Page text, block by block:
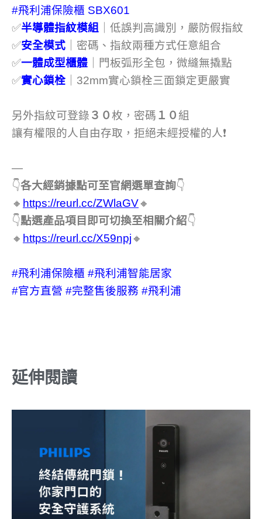
#飛利浦保險櫃 SBX601
✅半導體指紋模組
｜低誤判高識別，嚴防假指紋
✅安全模式 ｜密碼、指紋兩種方式任意組合
✅一體成型櫃體 ｜門板弧形全包，微縫無撬點
✅實心鎖栓 ｜32mm實心鎖栓三面鎖定更嚴實
另外指紋可登錄 ３０枚，密碼 １０ 組
讓有權限的人自由存取，拒絕未經授權的人❗
—
👇各大經銷據點可至官網選單查詢👇
🔸 https://reurl.cc/ZWlaGV🔸
👇點選產品項目即可切換至相關介紹👇
🔸 https://reurl.cc/X59npj🔸
#飛利浦保險櫃 #飛利浦智能居家
#官方直營 #完整售後服務 #飛利浦
延伸閱讀